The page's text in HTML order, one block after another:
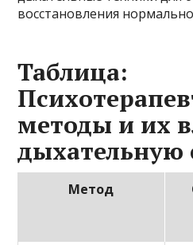
восстановления
Таблица:
методы и их
дыхательную
Метод